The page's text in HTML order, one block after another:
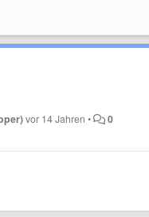
vor 14 Jahren • 0